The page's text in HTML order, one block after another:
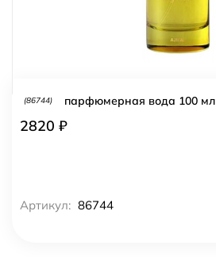
(86744) парфюмерная вода 100 мл
2820 ₽
Артикул: 86744